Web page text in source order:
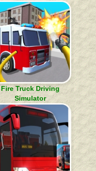
Fire Truck Driving
Simulator